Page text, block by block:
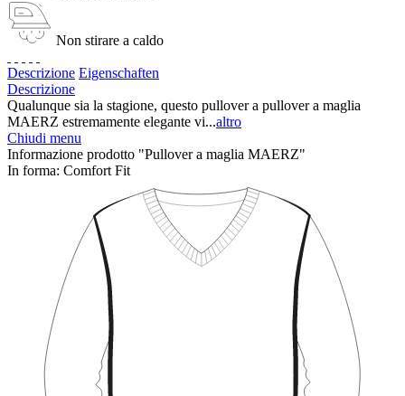
Non stirare a caldo
Descrizione Eigenschaften
Descrizione
Qualunque sia la stagione, questo pullover a pullover a maglia
MAERZ estremamente elegante vi...altro
Chiudi menu
Informazione prodotto "Pullover a maglia MAERZ"
In forma: Comfort Fit